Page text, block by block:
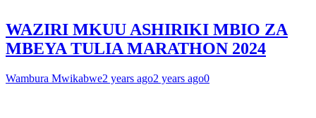
WAZIRI MKUU ASHIRIKI MBIO ZA
MBEYA TULIA MARATHON 2024
Wambura Mwikabwe2 years ago2 years ago0